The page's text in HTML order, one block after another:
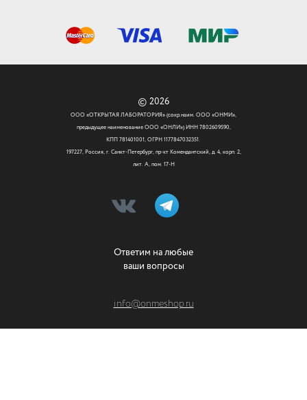
© 2026
ООО «ОТКРЫТАЯ ЛАБОРАТОРИЯ» (сокр.наим. ООО «ОНМИ»,
предыдущее наименование ООО «ОНЛИ») ИНН 7802609590,
КПП 781401001, ОГРН 1177847032351.
197227, Россия, г. Санкт-Петербург, пр-кт Комендантский, д. 4, корп. 2,
лит. А, пом. 17-Н
Ответим на любые
ваши вопросы
info@onmeshop.ru